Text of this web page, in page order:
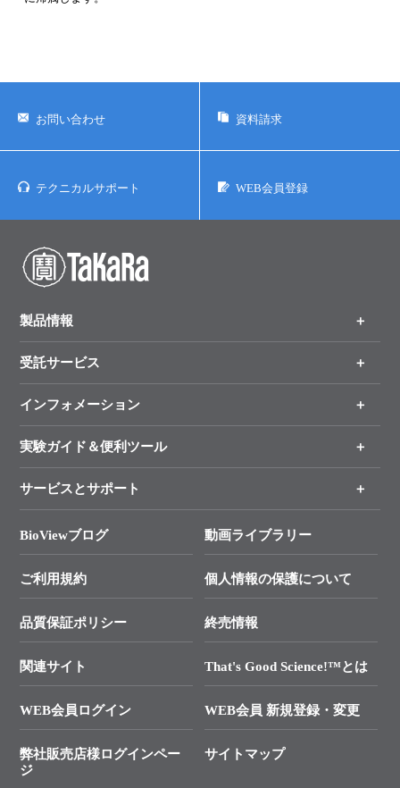
お問い合わせ 資料請求
テクニカルサポート WEB会員登録
製品情報
製品一覧
手法から製品を探す
新製品情報
受託サービス
オンライン注文
インフォメーション
キャンペーン
タカラバイオ各種会員募集のお知らせ
終売製品のお知らせ
価格改定のご案内
技術セミナーのご案内
タカラバイオ発表文献
実験ガイド＆便利ツール
リアルタイムPCR実験のススメ
幹細胞・再生医療研究ガイド
クローニング実験ガイド
SMARTer NGSポータルサイト
プライマー設計
制限酵素切断サイトの検索
ユーザーズボイス集
サービスとサポート
総合お問い合わせ
├ 実験コンシェルジュ
├ 受託サービスお問い合わせ
資料請求 機器関連
BioViewブログ 動画ライブラリー
ご利用規約 個人情報の保護について
品質保証ポリシー 終売情報
関連サイト That's Good Science!™とは
WEB会員ログイン WEB会員 新規登録・変更
弊社販売店様ログインペー
ジ
サイトマップ